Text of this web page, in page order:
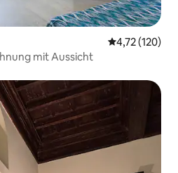
4,72 (120)
mit Aussicht